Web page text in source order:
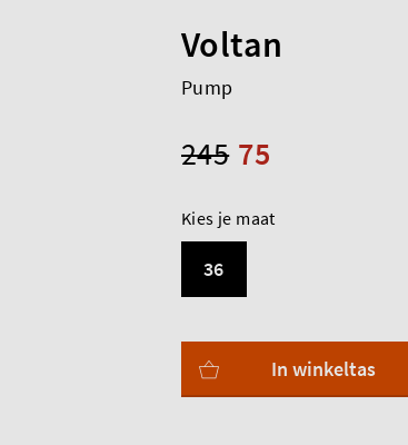
Voltan
Pump
75
245
Kies je maat
36
In winkeltas